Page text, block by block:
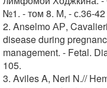
№1. - том 8. М, - с.36-42
2. Anselmo АР,
disease during
management. - Fetal.
105.
3. Aviles A, Neri N.//